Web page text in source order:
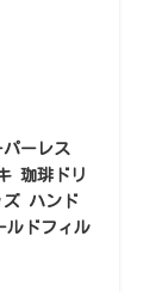
ーレス
珈琲ドリ
ハンド
ドフィル